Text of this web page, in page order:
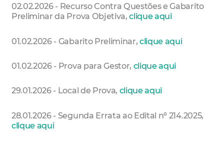
02.02.2026 - Recurso Contra Questões e Gabarito
Preliminar da Prova Objetiva,clique aqui
01.02.2026 - Gabarito Preliminar,clique aqui
01.02.2026 - Prova para Gestor, clique aqui
29.01.2026 - Local de Prova, clique aqui
28.01.2026 - Segunda Errata ao Edital nº 214.2025,
clique aqui